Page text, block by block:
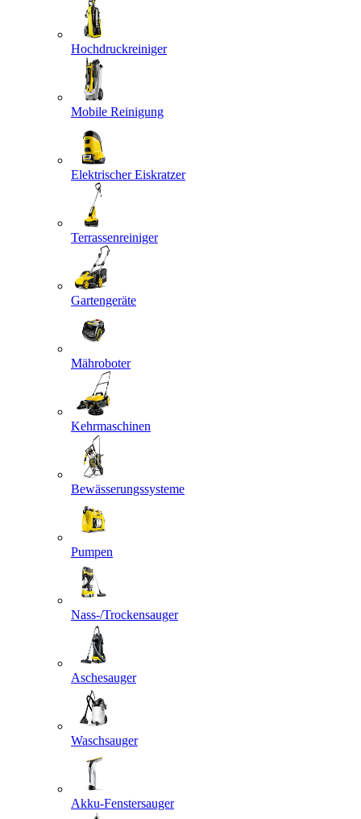
Hochdruckreiniger
Mobile Reinigung
Elektrischer Eiskratzer
Terrassenreiniger
Gartengeräte
Mähroboter
Kehrmaschinen
Bewässerungssysteme
Pumpen
Nass-/Trockensauger
Aschesauger
Waschsauger
Akku-Fenstersauger